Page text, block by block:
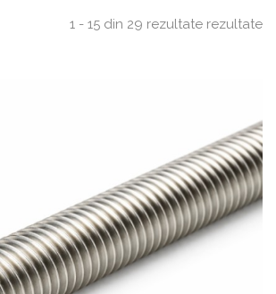
1 - 15 din 29 rezultate rezultate